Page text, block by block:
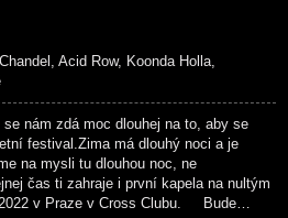
Acid Row, Koonda Holla,
nám zdá moc dlouhej na to, aby se
festival.Zima má dlouhý noci a je
na mysli tu dlouhou noc, ne
čas ti zahraje i první kapela na nultým
2022 v Praze v Cross Clubu. Bude…